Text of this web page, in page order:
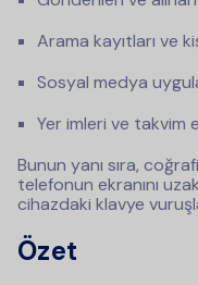
Arama kayıtları ve
Sosyal medya
Yer imleri ve takvim
Bunun yanı sıra,
telefonun ekranını
cihazdaki klavye
Özet